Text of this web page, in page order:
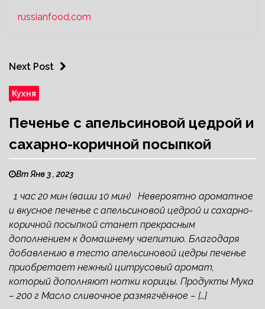
russianfood.com
Next Post
Кухня
Печенье с апельсиновой цедрой и
сахарно-коричной посыпкой
Вт Янв 3 , 2023
1 час 20 мин (ваши 10 мин) Невероятно ароматное
и вкусное печенье с апельсиновой цедрой и сахарно-
коричной посыпкой станет прекрасным
дополнением к домашнему чаепитию. Благодаря
добавлению в тесто апельсиновой цедры печенье
приобретает нежный цитрусовый аромат,
который дополняют нотки корицы. Продукты Мука
– 200 г Масло сливочное размягчённое – […]